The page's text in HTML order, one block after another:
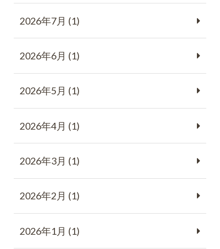
2026年7月 (1)
2026年6月 (1)
2026年5月 (1)
2026年4月 (1)
2026年3月 (1)
2026年2月 (1)
2026年1月 (1)